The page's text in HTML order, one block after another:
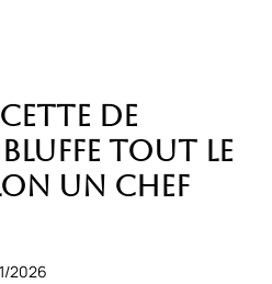
de
tout le
un chef
2026